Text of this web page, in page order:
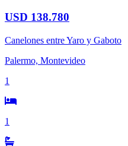
USD 138.780
Canelones entre Yaro y Gaboto
Palermo, Montevideo
1
1